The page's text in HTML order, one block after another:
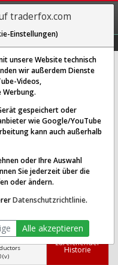
REGIS-
TRIEREN
Kurs &
Wachstums-Check
Infos zum Score
/
(v)
Ra­ting aus­ge­
setzt we­gen un­
zu­rei­chen­der
His­to­rie
traderfox.com
Einstellungen)
unsere Website technisch
wir außerdem Dienste
Videos,
gespeichert oder
wie Google/YouTube
kann auch außerhalb
oder Ihre Auswahl
Sie jederzeit über die
oder ändern.
Datenschutzrichtlinie.
Alle akzeptieren